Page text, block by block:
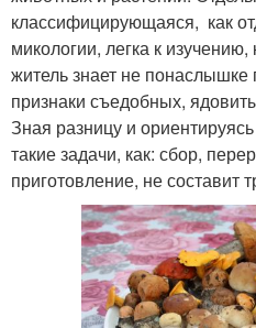
классифицирующаяся, как
микологии, легка к
житель знает не понаслышке
признаки съедобных,
Зная разницу и
такие задачи, как: сбор,
приготовление, не составит